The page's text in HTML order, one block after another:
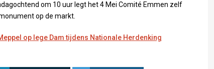
om 10 uur legt het 4 Mei Comité Emmen zelf
op de markt.
op lege Dam tijdens Nationale Herdenking